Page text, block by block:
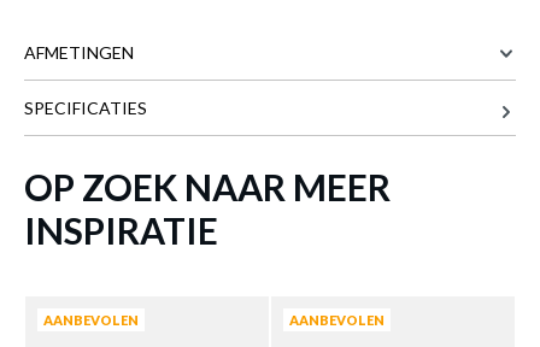
AFMETINGEN
HOOGTE 215 cm
GEWICHT
SPECIFICATIES
OP ZOEK NAAR MEER
INSPIRATIE
AANBEVOLEN AANBEVOLEN
toegevoegd aan je winkelmandje